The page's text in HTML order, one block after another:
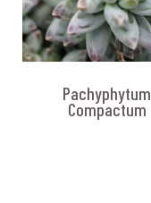
Pachyphytum
Compactum